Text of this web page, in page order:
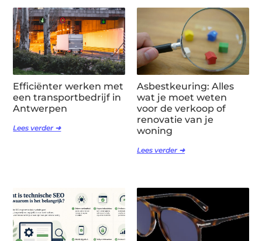
Efficiënter werken met
een transportbedrijf in
Antwerpen
Lees verder ➜
Asbestkeuring: Alles
wat je moet weten
voor de verkoop of
renovatie van je
woning
Lees verder ➜